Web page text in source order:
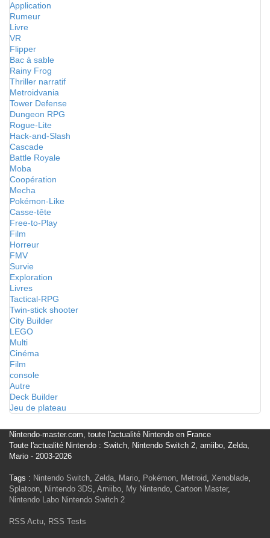
Application
Rumeur
Livre
VR
Flipper
Bac à sable
Rainy Frog
Thriller narratif
Metroidvania
Tower Defense
Dungeon RPG
Rogue-Lite
Hack-and-Slash
Cascade
Battle Royale
Moba
Coopération
Mecha
Pokémon-Like
Casse-tête
Free-to-Play
Film
Horreur
FMV
Survie
Exploration
Livres
Tactical-RPG
Twin-stick shooter
City Builder
LEGO
Multi
Cinéma
Film
console
Autre
Deck Builder
Jeu de plateau
Nintendo-master.com, toute l'actualité Nintendo en France
Toute l'actualité Nintendo : Switch, Nintendo Switch 2, amiibo, Zelda,
Mario - 2003-2026
Tags : Nintendo Switch, Zelda, Mario, Pokémon, Metroid, Xenoblade,
Splatoon, Nintendo 3DS, Amiibo, My Nintendo, Cartoon Master,
Nintendo Labo Nintendo Switch 2
RSS Actu, RSS Tests